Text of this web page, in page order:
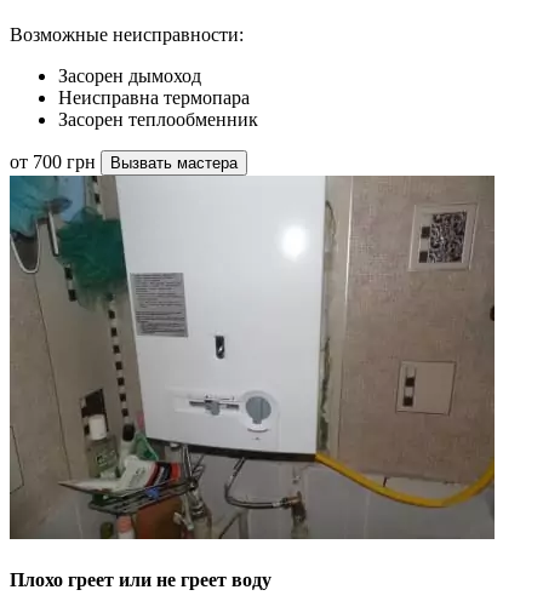
Возможные неисправности:
Засорен дымоход
Неисправна термопара
Засорен теплообменник
от 700 грн Вызвать мастера
Плохо греет или не греет воду